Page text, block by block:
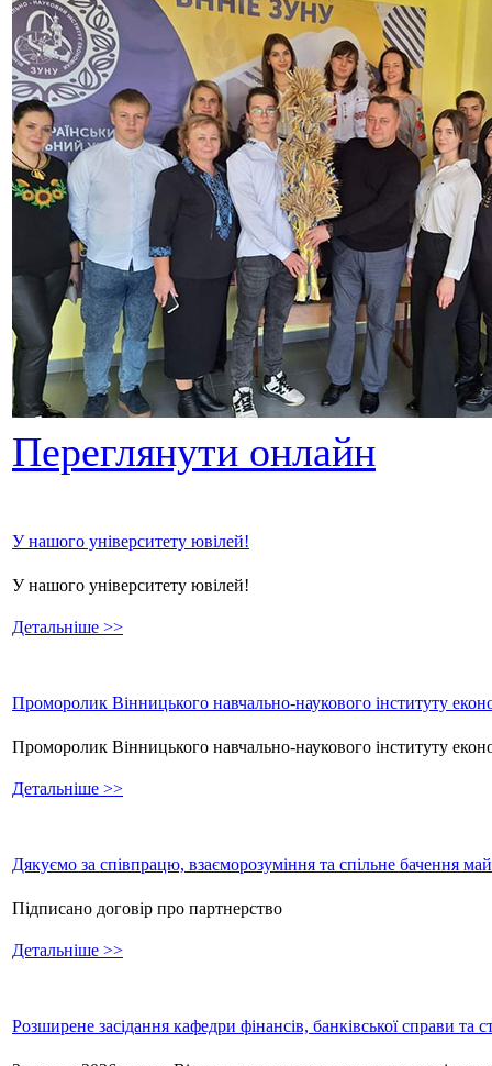
Переглянути онлайн
У нашого університету ювілей!
У нашого університету ювілей!
Детальніше >>
Проморолик Вінницького навчально-наукового інституту
Проморолик Вінницького навчально-наукового інституту
Детальніше >>
Дякуємо за співпрацю, взаєморозуміння та спільне бачення
Підписано договір про партнерство
Детальніше >>
Розширене засідання кафедри фінансів, банківської справи та